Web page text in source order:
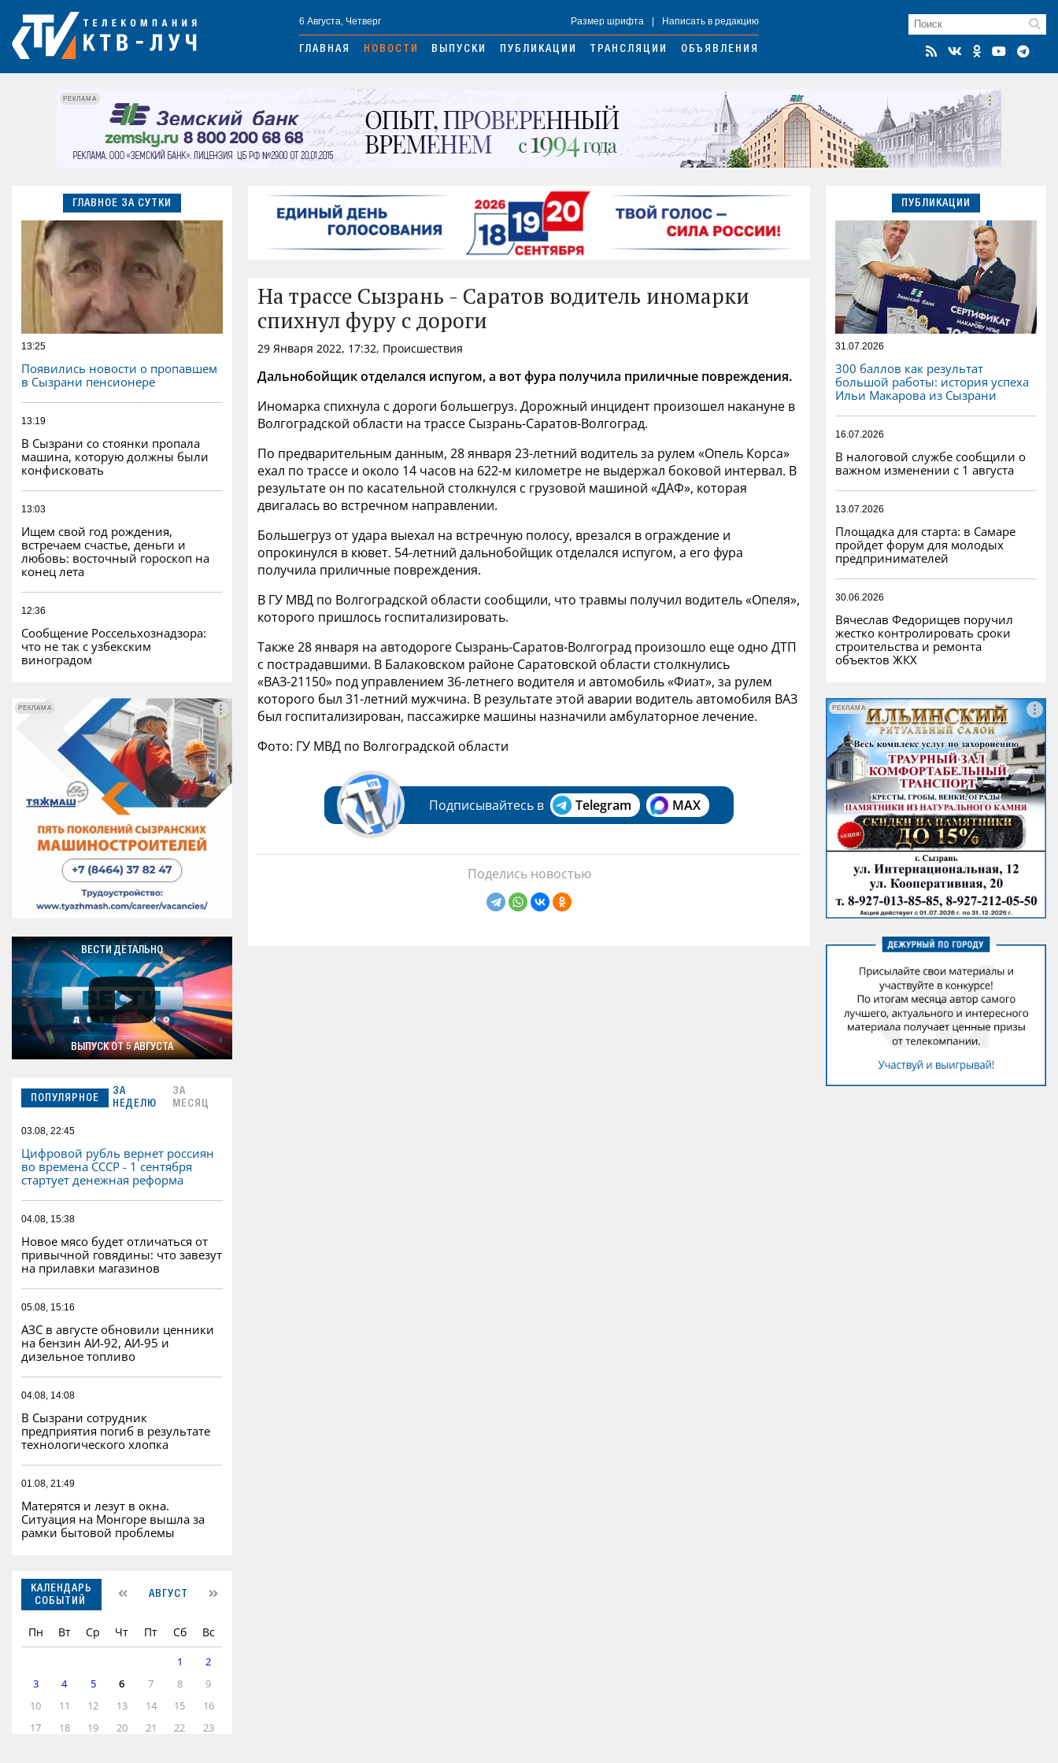
6 Августа, Четверг Размер шрифта Написать в редакцию
ГЛАВНАЯ НОВОСТИ ВЫПУСКИ ПУБЛИКАЦИИ ТРАНСЛЯЦИИ ОБЪЯВЛЕНИЯ
РЕКЛАМА
ГЛАВНОЕ ЗА СУТКИ
13:25
Появились новости о пропавшем
в Сызрани пенсионере
13:19
В Сызрани со стоянки пропала
машина, которую должны были
конфисковать
13:03
Ищем свой год рождения,
встречаем счастье, деньги и
любовь: восточный гороскоп на
конец лета
12:36
Сообщение Россельхознадзора:
что не так с узбекским
виноградом
РЕКЛАМА
РЕКЛАМА
ВЕСТИ ДЕТАЛЬНО
ВЫПУСК ОТ 5 АВГУСТА
ПОПУЛЯРНОЕ
ЗА
НЕДЕЛЮ
ЗА
МЕСЯЦ
03.08, 22:45
Цифровой рубль вернет россиян
во времена СССР - 1 сентября
стартует денежная реформа
04.08, 15:38
Новое мясо будет отличаться от
привычной говядины: что завезут
на прилавки магазинов
05.08, 15:16
АЗС в августе обновили ценники
на бензин АИ-92, АИ-95 и
дизельное топливо
04.08, 14:08
В Сызрани сотрудник
предприятия погиб в результате
технологического хлопка
01.08, 21:49
Матерятся и лезут в окна.
Ситуация на Монгоре вышла за
рамки бытовой проблемы
КАЛЕНДАРЬ
СОБЫТИЙ
АВГУСТ
Пн Вт Ср Чт Пт Сб Вс
1
2
3
4 5 6 7 8
9
10
11 12 13 14 15
16
17
18 19 20 21 22
23
На трассе Сызрань - Саратов водитель иномарки
спихнул фуру с дороги
29 Января 2022, 17:32, Происшествия
Дальнобойщик отделался испугом, а вот фура получила приличные повреждения.
Иномарка спихнула с дороги большегруз. Дорожный инцидент произошел накануне в
Волгоградской области на трассе Сызрань-Саратов-Волгоград.
По предварительным данным, 28 января 23-летний водитель за рулем «Опель Корса»
ехал по трассе и около 14 часов на 622-м километре не выдержал боковой интервал. В
результате он по касательной столкнулся с грузовой машиной «ДАФ», которая
двигалась во встречном направлении.
Большегруз от удара выехал на встречную полосу, врезался в ограждение и
опрокинулся в кювет. 54-летний дальнобойщик отделался испугом, а его фура
получила приличные повреждения.
В ГУ МВД по Волгоградской области сообщили, что травмы получил водитель «Опеля»,
которого пришлось госпитализировать.
Также 28 января на автодороге Сызрань-Саратов-Волгоград произошло еще одно ДТП
с пострадавшими. В Балаковском районе Саратовской области столкнулись
«ВАЗ-21150» под управлением 36-летнего водителя и автомобиль «Фиат», за рулем
которого был 31-летний мужчина. В результате этой аварии водитель автомобиля ВАЗ
был госпитализирован, пассажирке машины назначили амбулаторное лечение.
Фото: ГУ МВД по Волгоградской области
Подписывайтесь в Telegram MAX
Поделись новостью
ПУБЛИКАЦИИ
31.07.2026
300 баллов как результат
большой работы: история успеха
Ильи Макарова из Сызрани
16.07.2026
В налоговой службе сообщили о
важном изменении с 1 августа
13.07.2026
Площадка для старта: в Самаре
пройдет форум для молодых
предпринимателей
30.06.2026
Вячеслав Федорищев поручил
жестко контролировать сроки
строительства и ремонта
объектов ЖКХ
РЕКЛАМА